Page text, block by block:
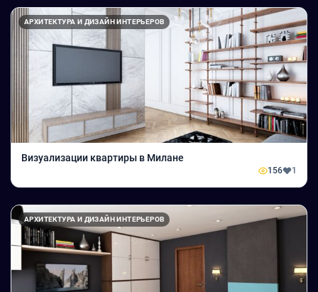
АРХИТЕКТУРА И ДИЗАЙН ИНТЕРЬЕРОВ
Визуализации квартиры в Милане
156 1
АРХИТЕКТУРА И ДИЗАЙН ИНТЕРЬЕРОВ